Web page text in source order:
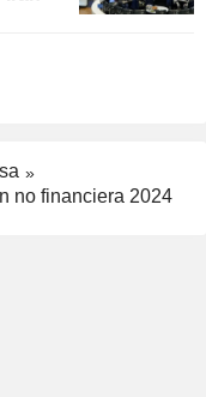
no financiera 2024